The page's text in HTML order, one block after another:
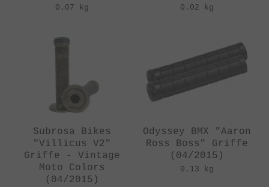
0.07 kg 0.02 kg
Subrosa Bikes
"Villicus V2"
Griffe - Vintage
Moto Colors
(04/2015)
Odyssey BMX "Aaron
Ross Boss" Griffe
(04/2015)
0.13 kg